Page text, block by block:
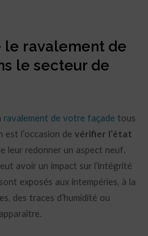
ravalement de
le secteur de
ravalement de votre façade tous
est l’occasion de vérifier l’état
leur redonner un aspect neuf.
avoir un impact sur l’intégrité
exposés aux intempéries, à la
des traces d’humidité ou